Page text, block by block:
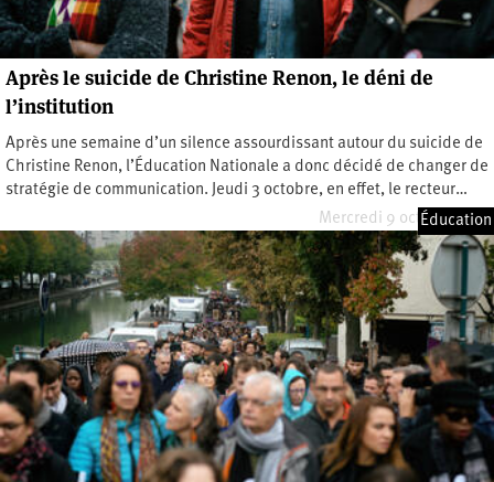
Après le suicide de Christine Renon, le déni de
l’institution
Après une semaine d’un silence assourdissant autour du suicide de
Christine Renon, l’Éducation Nationale a donc décidé de changer de
stratégie de communication. Jeudi 3 octobre, en effet, le recteur…
Mercredi 9 octobre 2019
Éducation